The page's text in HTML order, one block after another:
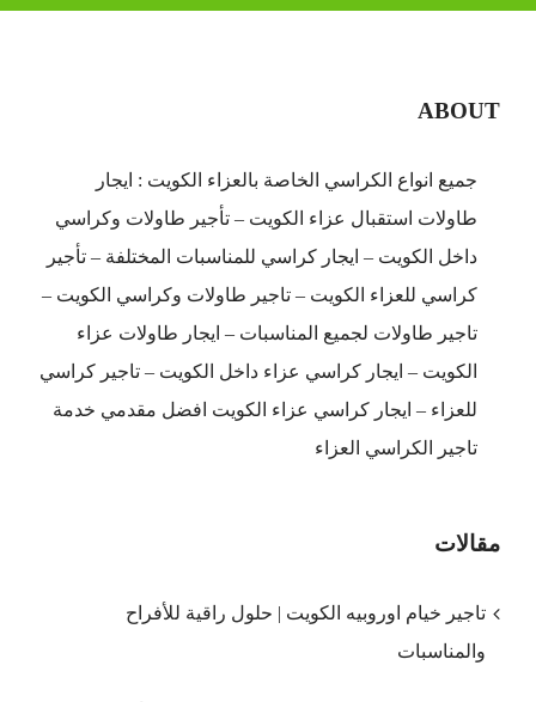
ABOUT
جميع انواع الكراسي الخاصة بالعزاء الكويت : ايجار
طاولات استقبال عزاء الكويت – تأجير طاولات وكراسي
داخل الكويت – ايجار كراسي للمناسبات المختلفة – تأجير
كراسي للعزاء الكويت – تاجير طاولات وكراسي الكويت –
تاجير طاولات لجميع المناسبات – ايجار طاولات عزاء
الكويت – ايجار كراسي عزاء داخل الكويت – تاجير كراسي
للعزاء – ايجار كراسي عزاء الكويت افضل مقدمي خدمة
تاجير الكراسي العزاء
مقالات
تاجير خيام اوروبيه الكويت | حلول راقية للأفراح
والمناسبات